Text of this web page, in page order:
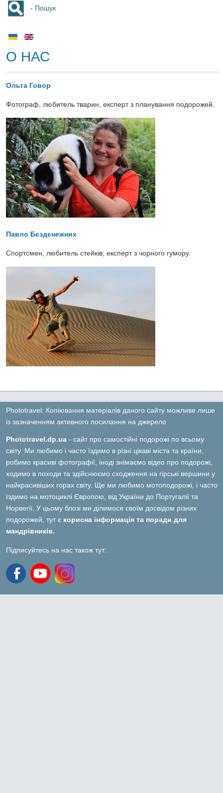
- Пошук
О НАС
Ольга Говор
Фотограф, любитель тварин, експерт з планування подорожей.
Павло Бєздєнежних
Спортсмен, любитель стейків, експерт з чорного гумору.
Phototravel: Копіювання матеріалів даного сайту можливе лише
із зазначенням активного посилання на джерело
Phototravel.dp.ua - сайт про самостійні подорожі по всьому
світу. Ми любимо і часто їздимо в різні цікаві міста та країни,
робимо красиві фотографії, іноді знімаємо відео про подорожі,
ходимо в походи та здійснюємо сходження на гірські вершини у
найкрасивіших горах світу. Ще ми любимо мотоподорожі, і часто
їздимо на мотоциклі Європою, від України до Португалії та
Норвегії. У цьому блозі ми ділимося своїм досвідом різних
подорожей, тут є корисна інформація та поради для
мандрівників.
Підписуйтесь на нас також тут: